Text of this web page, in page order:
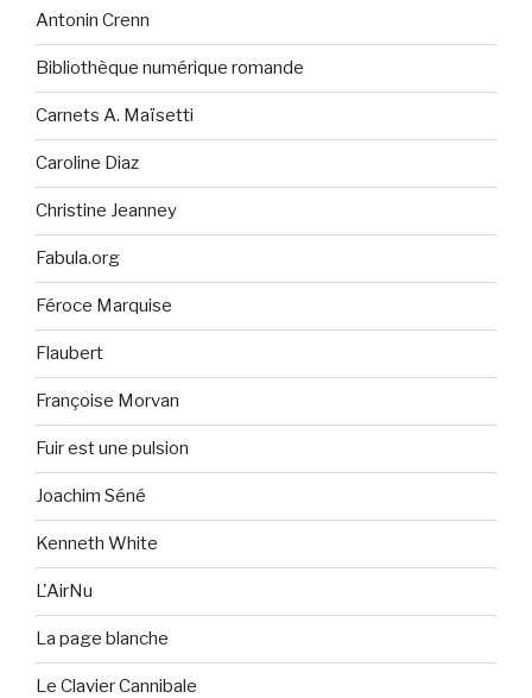
Antonin Crenn
Bibliothèque numérique romande
Carnets A. Maïsetti
Caroline Diaz
Christine Jeanney
Fabula.org
Féroce Marquise
Flaubert
Françoise Morvan
Fuir est une pulsion
Joachim Séné
Kenneth White
L'AirNu
La page blanche
Le Clavier Cannibale